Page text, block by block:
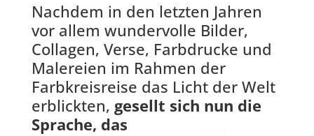
Nachdem in den letzten Jahren
vor allem wundervolle Bilder,
Collagen, Verse, Farbdrucke und
Malereien im Rahmen der
Farbkreisreise das Licht der Welt
erblickten, gesellt sich nun die
Sprache, das